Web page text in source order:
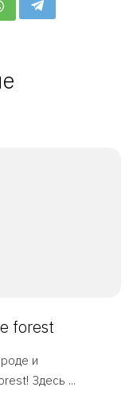
forest
и
Здесь ...